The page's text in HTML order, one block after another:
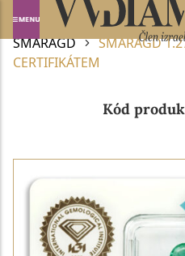
Domů
DRAHOKAMY A
SMARAGD
SMARAGD
CERTIFIKÁTEM
Kód